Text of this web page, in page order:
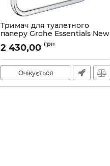
Тримач для туалетного
паперу Grohe Essentials New
Артикул: 40689001
2 430,00 грн
Очікується